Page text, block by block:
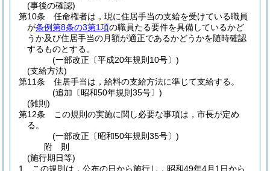
(事後の確認)
第10条
任命権者は，現に住居手当の支給を受けている職員
が条例第8条の3第1項の職員たる要件を具備しているかど
うか及び住居手当の月額が適正であるかどうかを随時確認
するものとする。
(一部改正〔平成20年規則10号〕)
(支給方法)
第11条
住居手当は，給料の支給方法に準じて支給する。
(追加〔昭和50年規則35号〕)
(雑則)
第12条
この規則の実施に関し必要な事項は，市長が定め
る。
(一部改正〔昭和50年規則35号〕)
附 則
(施行期日等)
1
この規則は，公布の日から施行し，昭和49年4月1日から